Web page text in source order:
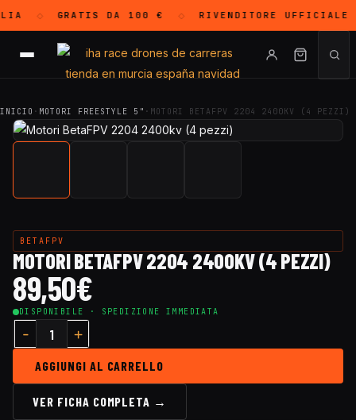
◇ GRATISDA 100 € ◇ RIVENDITORE UFFICIALE
INICIO · MOTORI FREESTYLE 5" · MOTORI BETAFPV 2204 2400KV (4 PEZZI)
BETAFPV
MOTORI BETAFPV 2204 2400KV (4 PEZZI)
89,50€
DISPONIBILE · SPEDIZIONE IMMEDIATA
AGGIUNGI AL CARRELLO
VER FICHA COMPLETA →